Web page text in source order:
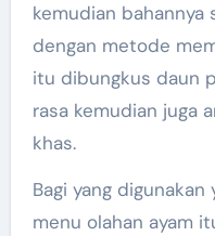
kemudian bahannya
dengan metode
itu dibungkus daun
rasa kemudian juga
khas.
Bagi yang
menu olahan ayam